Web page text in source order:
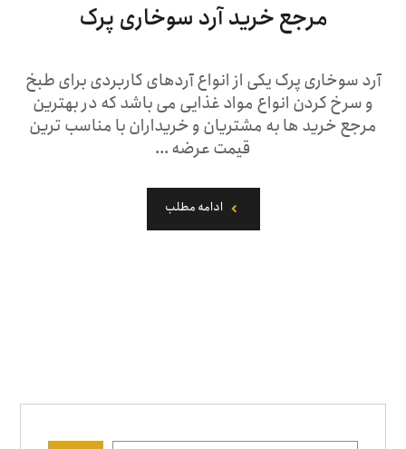
مرجع خرید آرد سوخاری پرک
آرد سوخاری پرک یکی از انواع آردهای کاربردی برای طبخ
و سرخ کردن انواع مواد غذایی می باشد که در بهترین
مرجع خرید ها به مشتریان و خریداران با مناسب ترین
قیمت عرضه ...
ادامه مطلب